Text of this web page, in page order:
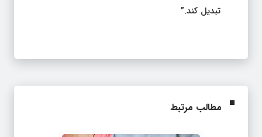
تبدیل کند.”
مطالب مرتبط